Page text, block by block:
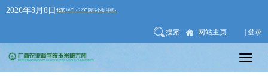
2026年8月8日
搜索 网站主页 | 登录